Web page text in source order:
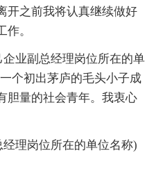
开之前我将认真继续做好
。
业副总经理岗位所在的单
个初出茅庐的毛头小子成
胆量的社会青年。我衷心
理岗位所在的单位名称)